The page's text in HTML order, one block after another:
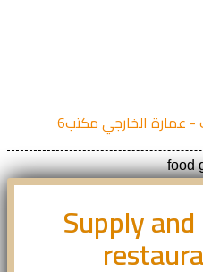
الخارجي مكتب6
Supply